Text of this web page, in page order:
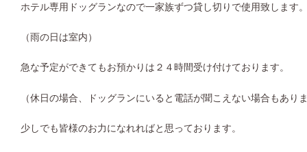
ホテル専用ドッグランなので一家族ずつ貸し切りで使用致します
（雨の日は室内）
急な予定ができてもお預かりは２４時間受け付けております。
（休日の場合、ドッグランにいると電話が聞こえない場合もあり
少しでも皆様のお力になれればと思っております。